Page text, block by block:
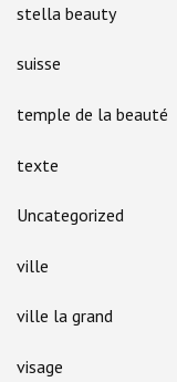
stella beauty
suisse
temple de la beauté
texte
Uncategorized
ville
ville la grand
visage